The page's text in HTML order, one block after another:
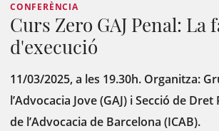
CONFERÈNCIA
Curs Zero GAJ Penal: La
d'execució
11/03/2025, a les 19.30h. Organitza:
l’Advocacia Jove (GAJ) i Secció de Dret
de l’Advocacia de Barcelona (ICAB).